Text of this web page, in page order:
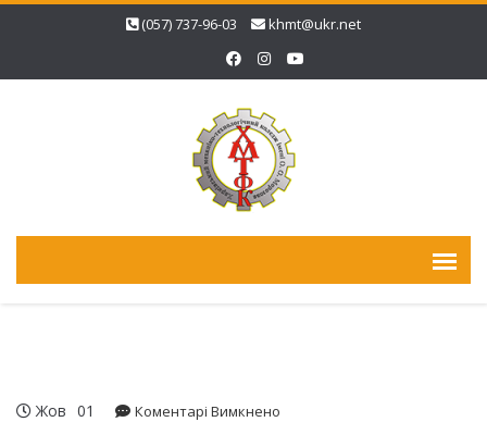
(057) 737-96-03 khmt@ukr.net
Жов 01 Коментарі Вимкнено